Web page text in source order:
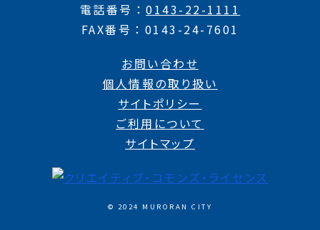
電話番号
0143-22-1111
FAX番号
0143-24-7601
お問い合わせ
個人情報の取り扱い
サイトポリシー
ご利用について
サイトマップ
© 2024 MURORAN CITY